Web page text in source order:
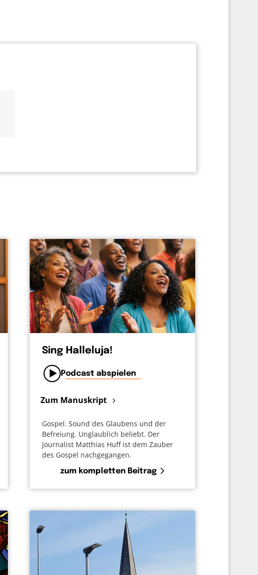
Sing Halleluja!
Podcast abspielen
Zum Manuskript
Gospel. Sound des Glaubens und der
Befreiung. Unglaublich beliebt. Der
Journalist Matthias Huff ist dem Zauber
des Gospel nachgegangen.
zum kompletten Beitrag